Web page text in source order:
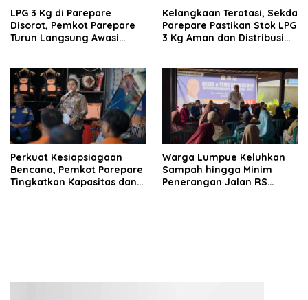
LPG 3 Kg di Parepare
Disorot, Pemkot Parepare
Turun Langsung Awasi
Kelangkaan Teratasi, Sekda
Parepare Pastikan Stok LPG
3 Kg Aman dan Distribusi
Perkuat Kesiapsiagaan
Bencana, Pemkot Parepare
Tingkatkan Kapasitas dan
Warga Lumpue Keluhkan
Sampah hingga Minim
Penerangan Jalan RS